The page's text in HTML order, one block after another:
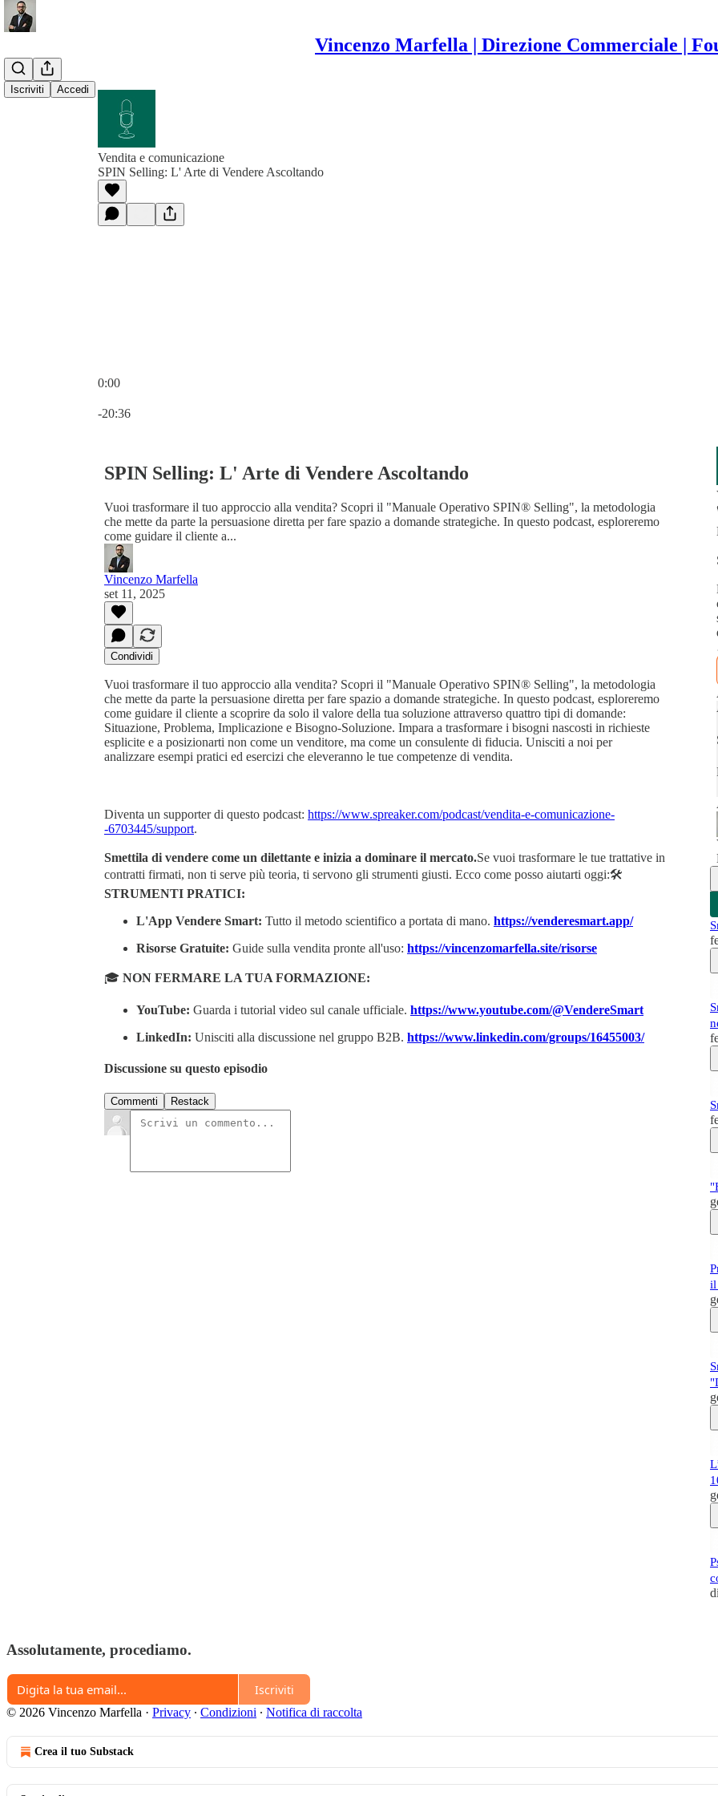
Vincenzo Marfella | Direzione Commerciale |
Iscriviti Accedi
Vendita e comunicazione
SPIN Selling: L' Arte di Vendere Ascoltando
0:00
-20:36
SPIN Selling: L' Arte di Vendere Ascoltando
Vuoi trasformare il tuo approccio alla vendita? Scopri il "Manuale Operativo SPIN® Selling", la metodologia
che mette da parte la persuasione diretta per fare spazio a domande strategiche. In questo podcast, esploreremo
come guidare il cliente a...
Vincenzo Marfella
set 11, 2025
Condividi
Vuoi trasformare il tuo approccio alla vendita? Scopri il "Manuale Operativo SPIN® Selling", la metodologia
che mette da parte la persuasione diretta per fare spazio a domande strategiche. In questo podcast, esploreremo
come guidare il cliente a scoprire da solo il valore della tua soluzione attraverso quattro tipi di domande:
Situazione, Problema, Implicazione e Bisogno-Soluzione. Impara a trasformare i bisogni nascosti in richieste
esplicite e a posizionarti non come un venditore, ma come un consulente di fiducia. Unisciti a noi per
analizzare esempi pratici ed esercizi che eleveranno le tue competenze di vendita.
Diventa un supporter di questo podcast: https://www.spreaker.com/podcast/vendita-e-comunicazione-
-6703445/support.
Smettila di vendere come un dilettante e inizia a dominare il mercato.Se vuoi trasformare le tue trattative in
contratti firmati, non ti serve più teoria, ti servono gli strumenti giusti. Ecco come posso aiutarti oggi:🛠️
STRUMENTI PRATICI:
L'App Vendere Smart: Tutto il metodo scientifico a portata di mano. https://venderesmart.app/
Risorse Gratuite: Guide sulla vendita pronte all'uso: https://vincenzomarfella.site/risorse
🎓 NON FERMARE LA TUA FORMAZIONE:
YouTube: Guarda i tutorial video sul canale ufficiale. https://www.youtube.com/@VendereSmart
LinkedIn: Unisciti alla discussione nel gruppo B2B. https://www.linkedin.com/groups/16455003/
Discussione su questo episodio
Commenti Restack
il
Assolutamente, procediamo.
Iscriviti
© 2026 Vincenzo Marfella · Privacy ∙ Condizioni ∙ Notifica di raccolta
Crea il tuo Substack